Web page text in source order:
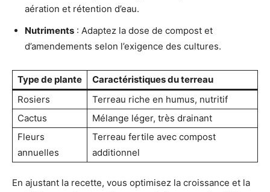
aération et rétention d’eau.
Nutriments : Adaptez la dose de compost et
d’amendements selon l’exigence des cultures.
Type de plante
Caractéristiques du terreau
Rosiers
Terreau riche en humus, nutritif
Cactus
Mélange léger, très drainant
Fleurs
annuelles
Terreau fertile avec compost
additionnel
En ajustant la recette, vous optimisez la croissance et la